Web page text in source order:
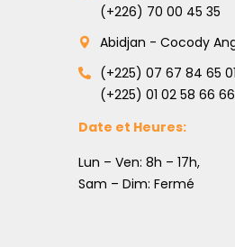
(+226) 70 00 45 35
Abidjan - Cocody
(+225) 07 67 84 65 01
(+225) 01 02 58 66 66
Date et Heures:
Lun – Ven: 8h – 17h,
Sam – Dim: Fermé